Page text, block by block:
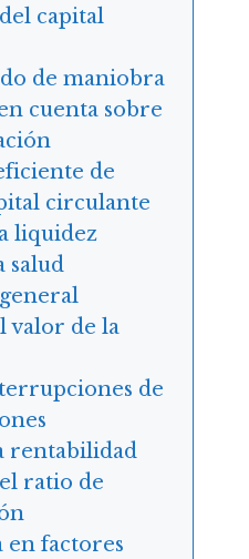
capital
de maniobra
cuenta sobre
de
circulante
liquidez
salud
valor de la
de
rentabilidad
ratio de
en factores